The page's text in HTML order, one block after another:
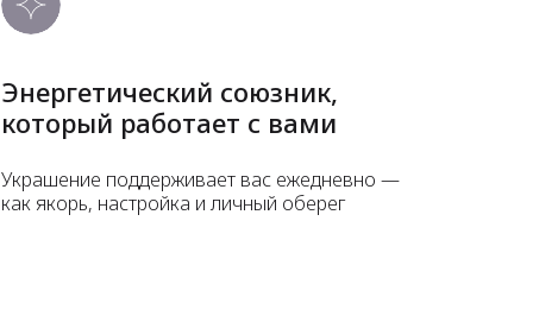
Энергетический союзник,
который работает с вами
Украшение поддерживает вас ежедневно —
как якорь, настройка и личный оберег